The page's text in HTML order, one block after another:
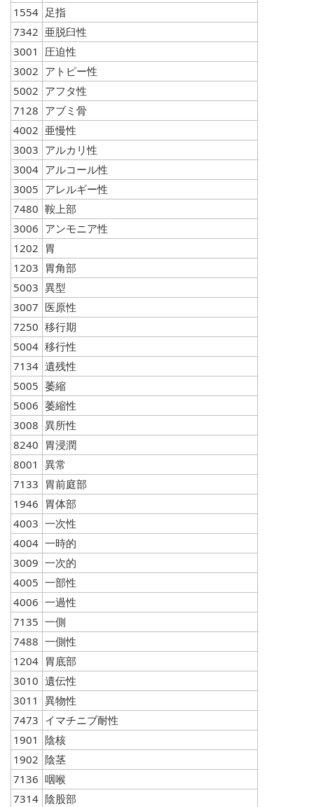
1554 足指
7342 亜脱臼性
3001
圧迫性
3002 アトピー性
5002 アフタ性
7128 アブミ骨
4002 亜慢性
3003 アルカリ性
3004 アルコール性
3005 アレルギー性
7480 鞍上部
3006 アンモニア性
1202 胃
1203 胃角部
5003 異型
3007 医原性
7250 移行期
5004 移行性
7134 遺残性
5005 萎縮
5006 萎縮性
3008 異所性
8240 胃浸潤
8001 異常
7133 胃前庭部
1946 胃体部
4003 一次性
4004 一時的
3009 一次的
4005 一部性
4006 一過性
7135 一側
7488 一側性
1204 胃底部
3010 遺伝性
3011 異物性
7473 イマチニブ耐性
1901 陰核
1902 陰茎
7136 咽喉
7314 陰股部